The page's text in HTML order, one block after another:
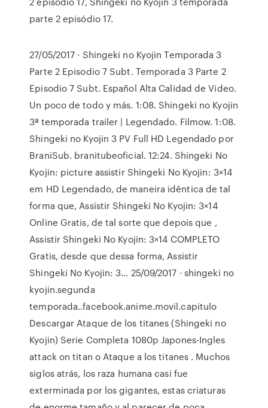
parte 2 episódio 17.
27/05/2017 · Shingeki no Kyojin Temporada 3
Parte 2 Episodio 7 Subt. Temporada 3 Parte 2
Episodio 7 Subt. Español Alta Calidad de Video.
Un poco de todo y más. 1:08. Shingeki no Kyojin
3ª temporada trailer | Legendado. Filmow. 1:08.
Shingeki no Kyojin 3 PV Full HD Legendado por
BraniSub. branitubeoficial. 12:24. Shingeki No
Kyojin: picture assistir Shingeki No Kyojin: 3×14
em HD Legendado, de maneira idêntica de tal
forma que, Assistir Shingeki No Kyojin: 3×14
Online Gratis, de tal sorte que depois que ,
Assistir Shingeki No Kyojin: 3×14 COMPLETO
Gratis, desde que dessa forma, Assistir
Shingeki No Kyojin: 3… 25/09/2017 · shingeki no
kyojin.segunda
temporada..facebook.anime.movil.capitulo
Descargar Ataque de los titanes (Shingeki no
Kyojin) Serie Completa 1080p Japones-Ingles
attack on titan o Ataque a los titanes . Muchos
siglos atrás, los raza humana casi fue
exterminada por los gigantes, estas criaturas